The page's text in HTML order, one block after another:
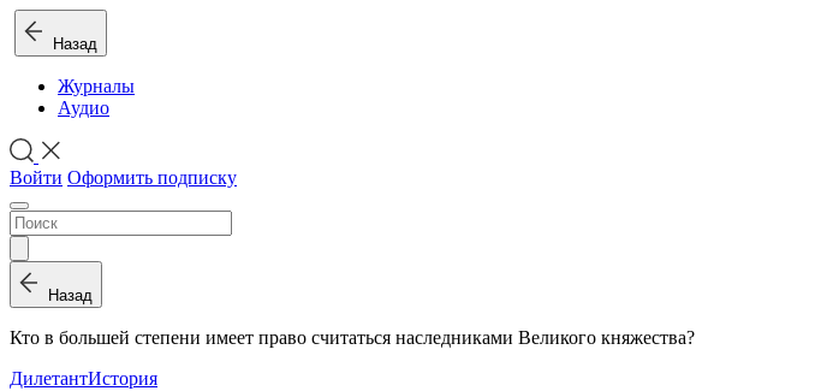
Назад
Журналы
Аудио
Войти Оформить подписку
Назад
Кто в большей степени имеет право считаться наследниками Великого княжества?
ДилетантИстория